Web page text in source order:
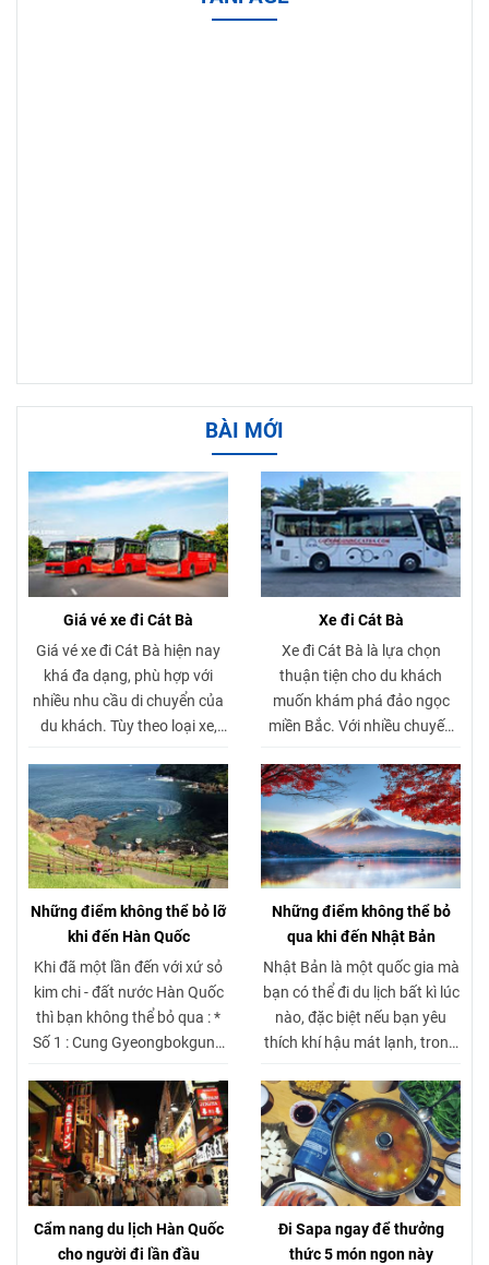
BÀI MỚI
Giá vé xe đi Cát Bà
Giá vé xe đi Cát Bà hiện nay
khá đa dạng, phù hợp với
nhiều nhu cầu di chuyển của
du khách. Tùy theo loại xe,
hành, mức giá có thể khác
nhau. Các tuyến xe khách đi
Cát Bà và xe limousine đi Cát
Bà đều có nhiều khung giờ
linh hoạt, dịch vụ chất lượng
và chi phí hợp lý. Du khách
nên tìm hiểu trước giá vé xe đi
trình phù hợp và tiết kiệm
nhất.
Xe đi Cát Bà
Xe đi Cát Bà là lựa chọn
thuận tiện cho du khách
muốn khám phá đảo ngọc
miền Bắc. Với nhiều chuyến
Bà mang đến hành trình an
toàn, nhanh chóng và thoải
mái. Du khách có thể dễ dàng
đặt xe đi Cát Bà, lựa chọn xe
limousine đi Cát Bà hoặc xe
khách đi Cát Bà phù hợp nhu
cầu. Cập nhật giá vé xe đi Cát
hoạt từ Hà Nội và Hải Phòng.
Những điểm không thể bỏ lỡ
khi đến Hàn Quốc
Khi đã một lần đến với xứ sỏ
kim chi - đất nước Hàn Quốc
thì bạn không thể bỏ qua : *
Số 1 : Cung Gyeongbokgung
Đảo Namiseom * Số 4 : Lotte
World * Số 5 : Làng BukChon
Hahok
Những điểm không thể bỏ
qua khi đến Nhật Bản
Nhật Bản là một quốc gia mà
bạn có thể đi du lịch bất kì lúc
nào, đặc biệt nếu bạn yêu
thích khí hậu mát lạnh, trong
giản dị và thanh tao trong
kiến trúc, văn hóa. Dưới đây
là 10 địa điểm du lịch Nhật
Bản đẹp nhất mà bạn không
thể bỏ qua trong bộ sưu tập
những nơi phải check-in khi
đến thăm đất nước mặt trời
Cẩm nang du lịch Hàn Quốc
cho người đi lần đầu
Đi Sapa ngay để thưởng
thức 5 món ngon này